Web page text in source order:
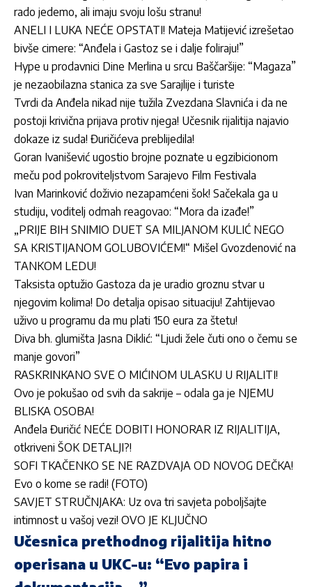
rado jedemo, ali imaju svoju lošu stranu!
ANELI I LUKA NEĆE OPSTATI! Mateja Matijević izrešetao
bivše cimere: “Anđela i Gastoz se i dalje foliraju!”
Hype u prodavnici Dine Merlina u srcu Baščaršije: “Magaza”
je nezaobilazna stanica za sve Sarajlije i turiste
Tvrdi da Anđela nikad nije tužila Zvezdana Slavnića i da ne
postoji krivična prijava protiv njega! Učesnik rijalitija najavio
dokaze iz suda! Đuričićeva preblijedila!
Goran Ivanišević ugostio brojne poznate u egzibicionom
meču pod pokroviteljstvom Sarajevo Film Festivala
Ivan Marinković doživio nezapamćeni šok! Sačekala ga u
studiju, voditelj odmah reagovao: “Mora da izađe!”
„PRIJE BIH SNIMIO DUET SA MILJANOM KULIĆ NEGO
SA KRISTIJANOM GOLUBOVIĆEM!“ Mišel Gvozdenović na
TANKOM LEDU!
Taksista optužio Gastoza da je uradio groznu stvar u
njegovim kolima! Do detalja opisao situaciju! Zahtijevao
uživo u programu da mu plati 150 eura za štetu!
Diva bh. glumišta Jasna Diklić: “Ljudi žele čuti ono o čemu se
manje govori”
RASKRINKANO SVE O MIĆINOM ULASKU U RIJALITI!
Ovo je pokušao od svih da sakrije – odala ga je NJEMU
BLISKA OSOBA!
Anđela Đuričić NEĆE DOBITI HONORAR IZ RIJALITIJA,
otkriveni ŠOK DETALJI?!
SOFI TKAČENKO SE NE RAZDVAJA OD NOVOG DEČKA!
Evo o kome se radi! (FOTO)
SAVJET STRUČNJAKA: Uz ova tri savjeta poboljšajte
intimnost u vašoj vezi! OVO JE KLJUČNO
Učesnica prethodnog rijalitija hitno
operisana u UKC-u: “Evo papira i